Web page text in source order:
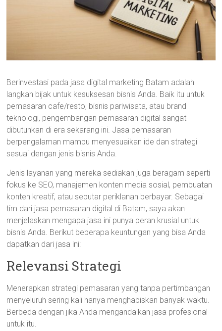
Berinvestasi pada jasa digital marketing Batam adalah
langkah bijak untuk kesuksesan bisnis Anda. Baik itu untuk
pemasaran cafe/resto, bisnis pariwisata, atau brand
teknologi, pengembangan pemasaran digital sangat
dibutuhkan di era sekarang ini. Jasa pemasaran
berpengalaman mampu menyesuaikan ide dan strategi
sesuai dengan jenis bisnis Anda.
Jenis layanan yang mereka sediakan juga beragam seperti
fokus ke SEO, manajemen konten media sosial, pembuatan
konten kreatif, atau seputar periklanan berbayar. Sebagai
tim dari jasa pemasaran digital di Batam, saya akan
menjelaskan mengapa jasa ini punya peran krusial untuk
bisnis Anda. Berikut beberapa keuntungan yang bisa Anda
dapatkan dari jasa ini:
Relevansi Strategi
Menerapkan strategi pemasaran yang tanpa pertimbangan
menyeluruh sering kali hanya menghabiskan banyak waktu.
Berbeda dengan jika Anda mengandalkan jasa profesional
untuk itu.